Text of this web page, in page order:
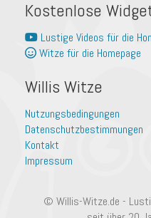
Kostenlose
Lustige Videos für die
Witze für die Homepage
Willis Witze
Nutzungsbedingungen
Datenschutzbestimmungen
Kontakt
Impressum
© Willis-Witze.de -